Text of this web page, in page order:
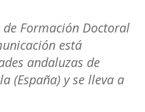
Formación Doctoral
está
andaluzas de
(España) y se lleva a